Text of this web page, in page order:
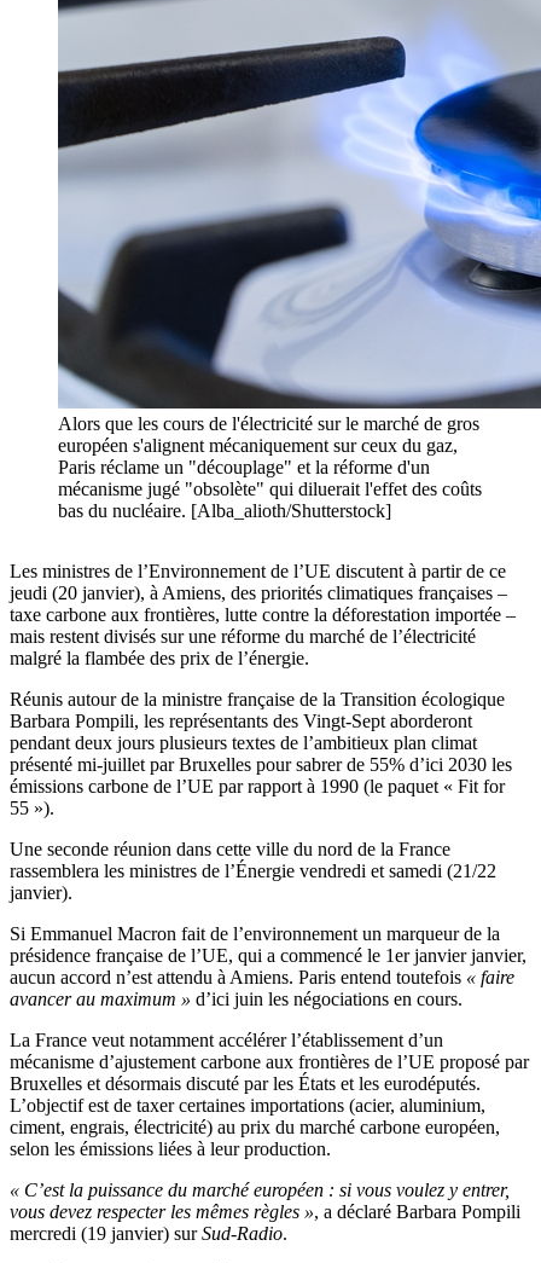
Alors que les cours de l'électricité sur le marché de gros
européen s'alignent mécaniquement sur ceux du gaz,
Paris réclame un "découplage" et la réforme d'un
mécanisme jugé "obsolète" qui diluerait l'effet des coûts
bas du nucléaire. [Alba_alioth/Shutterstock]
Les ministres de l’Environnement de l’UE discutent à partir de ce
jeudi (20 janvier), à Amiens, des priorités climatiques françaises –
taxe carbone aux frontières, lutte contre la déforestation importée –
mais restent divisés sur une réforme du marché de l’électricité
malgré la flambée des prix de l’énergie.
Réunis autour de la ministre française de la Transition écologique
Barbara Pompili, les représentants des Vingt-Sept aborderont
pendant deux jours plusieurs textes de l’ambitieux plan climat
présenté mi-juillet par Bruxelles pour sabrer de 55% d’ici 2030 les
émissions carbone de l’UE par rapport à 1990 (le paquet « Fit for
55 »).
Une seconde réunion dans cette ville du nord de la France
rassemblera les ministres de l’Énergie vendredi et samedi (21/22
janvier).
Si Emmanuel Macron fait de l’environnement un marqueur de la
présidence française de l’UE, qui a commencé le 1er janvier janvier,
aucun accord n’est attendu à Amiens. Paris entend toutefois « faire
avancer au maximum » d’ici juin les négociations en cours.
La France veut notamment accélérer l’établissement d’un
mécanisme d’ajustement carbone aux frontières de l’UE proposé par
Bruxelles et désormais discuté par les États et les eurodéputés.
L’objectif est de taxer certaines importations (acier, aluminium,
ciment, engrais, électricité) au prix du marché carbone européen,
selon les émissions liées à leur production.
« C’est la puissance du marché européen : si vous voulez y entrer,
vous devez respecter les mêmes règles », a déclaré Barbara Pompili
mercredi (19 janvier) surSud-Radio.